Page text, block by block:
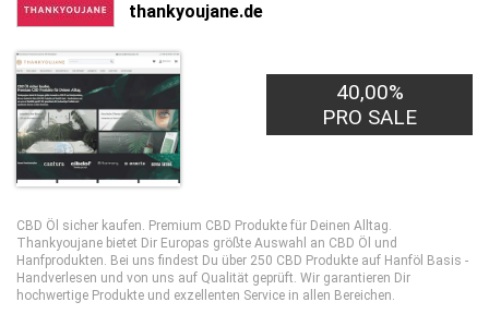
thankyoujane.de
40,00%
PRO SALE
CBD Öl sicher kaufen. Premium CBD Produkte für Deinen Alltag.
Thankyoujane bietet Dir Europas größte Auswahl an CBD Öl und
Hanfprodukten. Bei uns findest Du über 250 CBD Produkte auf Hanföl Basis -
Handverlesen und von uns auf Qualität geprüft. Wir garantieren Dir
hochwertige Produkte und exzellenten Service in allen Bereichen.